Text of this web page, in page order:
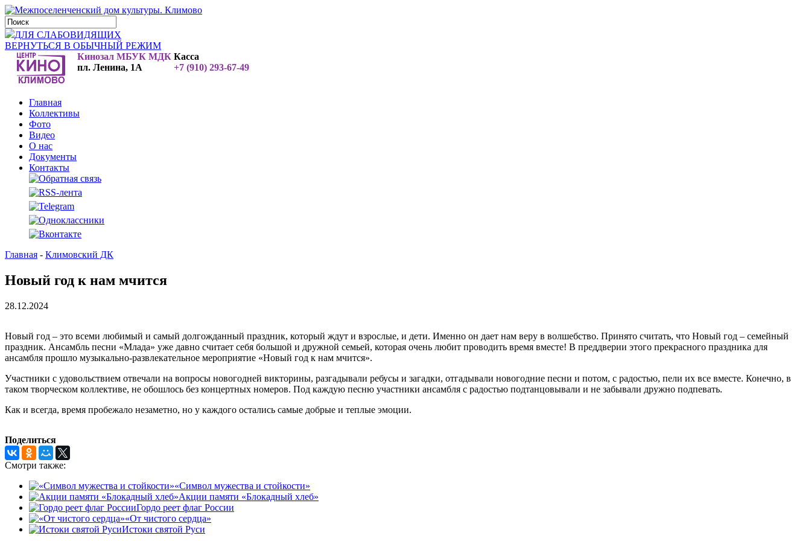
ДЛЯ СЛАБОВИДЯЩИХ
ВЕРНУТЬСЯ В ОБЫЧНЫЙ РЕЖИМ
Кинозал МБУК МДК
пл. Ленина, 1А
Касса
+7 (910) 293-67-49
Главная
Коллективы
Фото
Видео
О нас
Документы
Контакты
Главная - Климовский ДК
Новый год к нам мчится
28.12.2024
Новый год – это всеми любимый и самый долгожданный праздник, который ждут и взрослые, и дети. Именно он дает нам веру в волшебство. Принято считать, что Новый год – семейный
праздник. Ансамбль песни «Млада» уже давно считает себя большой и дружной семьей, которая очень любит проводить время вместе! В преддверии этого прекрасного праздника для
ансамбля прошло музыкально-развлекательное мероприятие «Новый год к нам мчится».
Участники с удовольствием отвечали на вопросы новогодней викторины, разгадывали ребусы и загадки, отгадывали новогодние песни и потом, с радостью, пели их все вместе. Конечно, в
таком творческом коллективе, не обошлось без концертных номеров. Под каждую песню участники ансамбля с радостью подтанцовывали и не забывали дружно подпевать.
Как и всегда, время пробежало незаметно, но у каждого остались самые добрые и теплые эмоции.
Поделиться
Смотри также:
«Символ мужества и стойкости»
Акции памяти «Блокадный хлеб»
Гордо реет флаг России
«От чистого сердца»
Истоки святой Руси